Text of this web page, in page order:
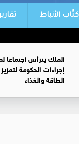
كتّاب الأنباط
الملك يترأس اجتماعا
إجراءات الحكومة
الطاقة والغذاء